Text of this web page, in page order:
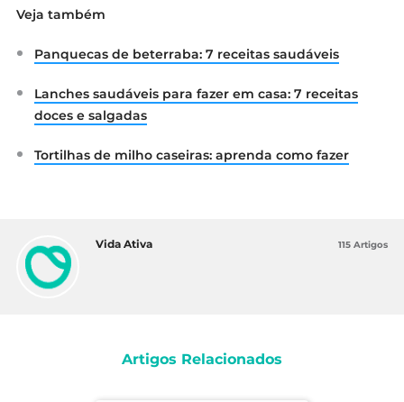
Veja também
Panquecas de beterraba: 7 receitas saudáveis
Lanches saudáveis para fazer em casa: 7 receitas
doces e salgadas
Tortilhas de milho caseiras: aprenda como fazer
Vida Ativa 115 Artigos
Artigos Relacionados